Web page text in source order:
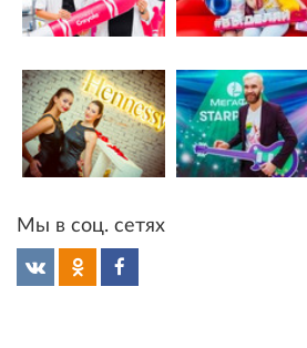
Мы в соц. сетях